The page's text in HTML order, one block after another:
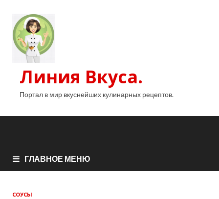
Линия Вкуса.
Портал в мир вкуснейших кулинарных рецептов.
ГЛАВНОЕ МЕНЮ
СОУСЫ